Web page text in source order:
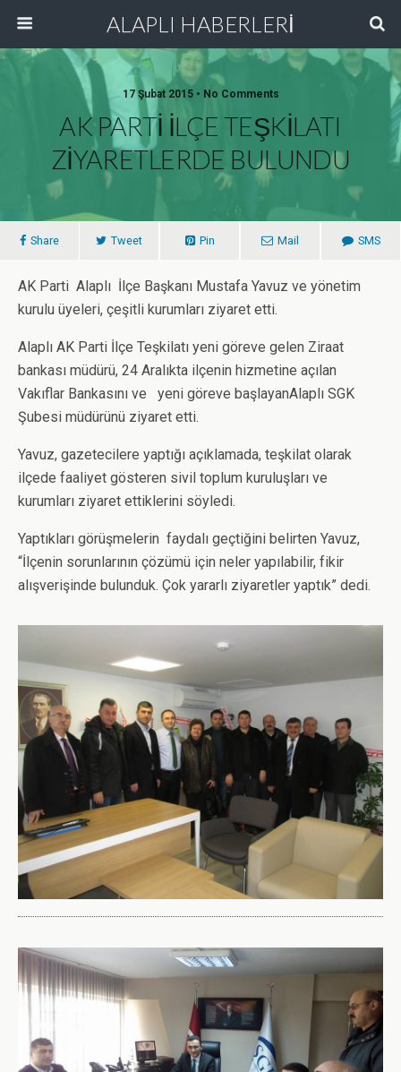
ALAPLI HABERLERİ
17 Şubat 2015 • No Comments
AK PARTİ İLÇE TEŞKİLATI
ZİYARETLERDE BULUNDU
Share Tweet Pin Mail SMS
AK Parti Alaplı İlçe Başkanı Mustafa Yavuz ve yönetim
kurulu üyeleri, çeşitli kurumları ziyaret etti.
Alaplı AK Parti İlçe Teşkilatı yeni göreve gelen Ziraat
bankası müdürü, 24 Aralıkta ilçenin hizmetine açılan
Vakıflar Bankasını ve yeni göreve başlayanAlaplı SGK
Şubesi müdürünü ziyaret etti.
Yavuz, gazetecilere yaptığı açıklamada, teşkilat olarak
ilçede faaliyet gösteren sivil toplum kuruluşları ve
kurumları ziyaret ettiklerini söyledi.
Yaptıkları görüşmelerin faydalı geçtiğini belirten Yavuz,
“İlçenin sorunlarının çözümü için neler yapılabilir, fikir
alışverişinde bulunduk. Çok yararlı ziyaretler yaptık” dedi.